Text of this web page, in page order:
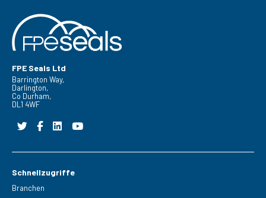
FPE Seals Ltd
Barrington Way,
Darlington,
Co Durham,
DL1 4WF
Schnellzugriffe
Branchen